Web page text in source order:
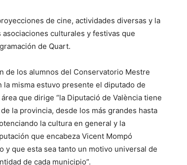
de cine, actividades diversas y la
culturales y festivas que
de Quart.
de los alumnos del Conservatorio Mestre
la misma estuvo presente el diputado de
que dirige “la Diputació de València tiene
la provincia, desde los más grandes hasta
la cultura en general y la
que encabeza Vicent Mompó
y que esta sea tanto un motivo universal de
de cada municipio”.